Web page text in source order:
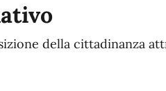
della cittadinanza